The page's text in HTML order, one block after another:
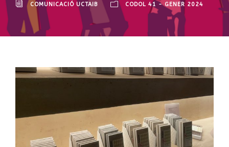
COMUNICACIÓ UCTAIB CODOL 41 - GENER 2024